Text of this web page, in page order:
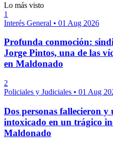
Lo más visto
1
Interés General • 01 Aug 2026
Profunda conmoción:
Jorge Pintos, una de las
en Maldonado
2
Policiales y Judiciales • 01 Aug
Dos personas fallecieron y
intoxicado en un trágico
Maldonado